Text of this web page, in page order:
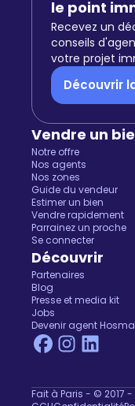
le point
Recevez un
conseils
votre projet
Découvrir
Vendre un
Notre offre
Nos agents
Nos zones
Guide du vendeur
Estimer un bien
Vendre rapidement
Parrainez un proche
Se connecter
Découvrir
Partenaires
Blog
Presse et media kit
Jobs
Devenir agent
Fait à Paris - © 2017